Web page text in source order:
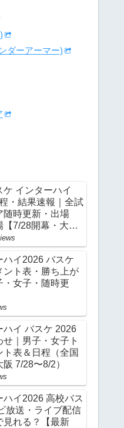
ダーアーマー)
ケ インターハイ
・結果速報｜全試
随時更新・出場
【7/28開幕・大
ハイ2026 バスケ
ント表・勝ち上が
・女子・随時更
ハイ バスケ 2026
せ｜男子・女子ト
ト表＆日程（全国
7/28〜8/2）
ハイ2026 高校バス
放送・ライブ配信
見れる？【最新